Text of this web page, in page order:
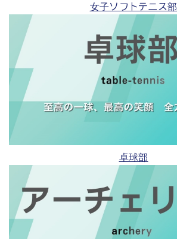
女子ソフトテニス部
卓球部